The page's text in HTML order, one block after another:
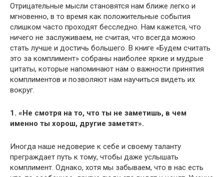
Отрицательные мысли становятся нам ближе легко и
мгновенно, в то время как положительные события
слишком часто проходят бесследно. Нам кажется, что
ничего не заслуживаем, не считая, что всегда можно
стать лучше и достичь большего. В книге «Будем считать
это за комплимент» собраны наиболее яркие и мудрые
цитаты, которые напоминают нам о важности принятия
комплиментов и позволяют нам научиться видеть их
вокруг.
1. «Не смотря на то, что ты не заметишь, в чем
именно ты хорош, другие заметят».
Иногда наше недоверие к себе и своему таланту
преграждает путь к тому, чтобы даже услышать
комплимент. Однако, хотя мы забываем, что в нас есть